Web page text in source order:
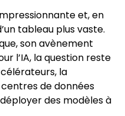
et, en
tableau plus vaste.
son avènement
l’IA, la question reste
la
de données
des modèles à